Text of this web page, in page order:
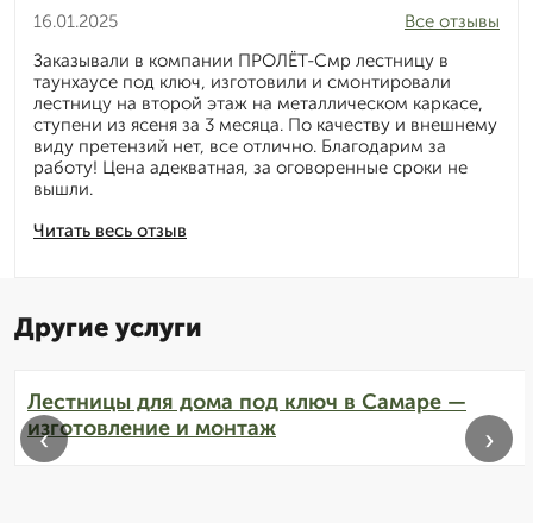
16.01.2025
Читать весь отзыв
Все отзывы
Заказывали в компании ПРОЛЁТ-Смр лестницу в
таунхаусе под ключ, изготовили и смонтировали
лестницу на второй этаж на металлическом каркасе,
ступени из ясеня за 3 месяца. По качеству и внешнему
виду претензий нет, все отлично. Благодарим за
работу! Цена адекватная, за оговоренные сроки не
вышли.
Другие услуги
Лестницы для дома под ключ в Самаре —
изготовление и монтаж
‹ ›